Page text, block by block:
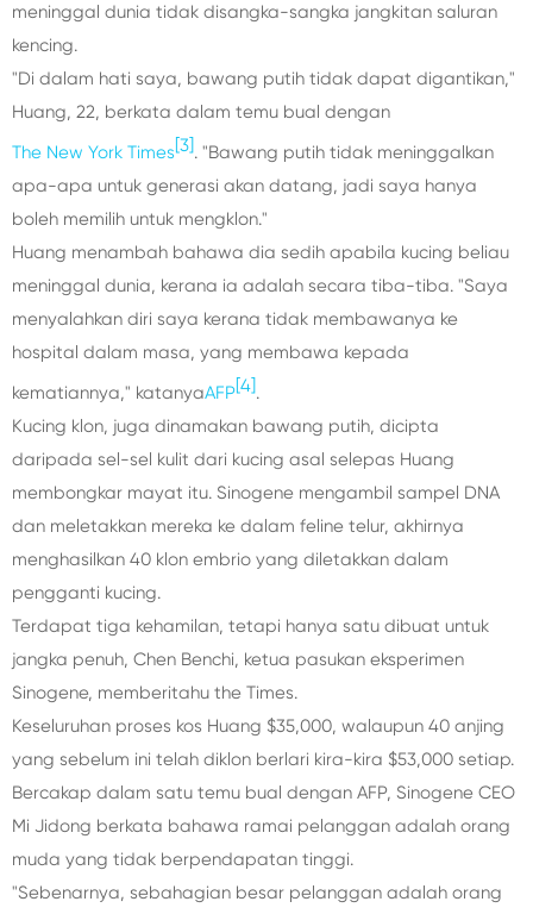
meninggal dunia tidak disangka-sangka jangkitan saluran
kencing.
"Di dalam hati saya, bawang putih tidak dapat digantikan,"
Huang, 22, berkata dalam temu bual dengan
The New York Times[3]. "Bawang putih tidak meninggalkan
apa-apa untuk generasi akan datang, jadi saya hanya
boleh memilih untuk mengklon."
Huang menambah bahawa dia sedih apabila kucing beliau
meninggal dunia, kerana ia adalah secara tiba-tiba. "Saya
menyalahkan diri saya kerana tidak membawanya ke
hospital dalam masa, yang membawa kepada
kematiannya," katanyaAFP[4].
Kucing klon, juga dinamakan bawang putih, dicipta
daripada sel-sel kulit dari kucing asal selepas Huang
membongkar mayat itu. Sinogene mengambil sampel DNA
dan meletakkan mereka ke dalam feline telur, akhirnya
menghasilkan 40 klon embrio yang diletakkan dalam
pengganti kucing.
Terdapat tiga kehamilan, tetapi hanya satu dibuat untuk
jangka penuh, Chen Benchi, ketua pasukan eksperimen
Sinogene, memberitahu the Times.
Keseluruhan proses kos Huang $35,000, walaupun 40 anjing
yang sebelum ini telah diklon berlari kira-kira $53,000 setiap.
Bercakap dalam satu temu bual dengan AFP, Sinogene CEO
Mi Jidong berkata bahawa ramai pelanggan adalah orang
muda yang tidak berpendapatan tinggi.
"Sebenarnya, sebahagian besar pelanggan adalah orang